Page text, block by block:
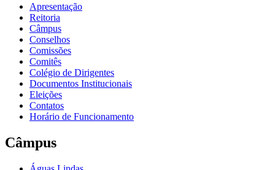
Apresentação
Reitoria
Câmpus
Conselhos
Comissões
Comitês
Colégio de Dirigentes
Documentos Institucionais
Eleições
Contatos
Horário de Funcionamento
Câmpus